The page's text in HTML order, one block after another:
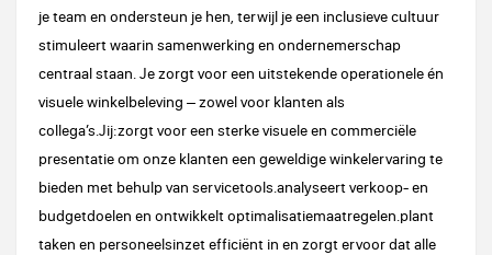
je team en ondersteun je hen, terwijl je een inclusieve cultuur
stimuleert waarin samenwerking en ondernemerschap
centraal staan. Je zorgt voor een uitstekende operationele én
visuele winkelbeleving – zowel voor klanten als
collega’s.Jij:zorgt voor een sterke visuele en commerciële
presentatie om onze klanten een geweldige winkelervaring te
bieden met behulp van servicetools.analyseert verkoop- en
budgetdoelen en ontwikkelt optimalisatiemaatregelen.plant
taken en personeelsinzet efficiënt in en zorgt ervoor dat alle